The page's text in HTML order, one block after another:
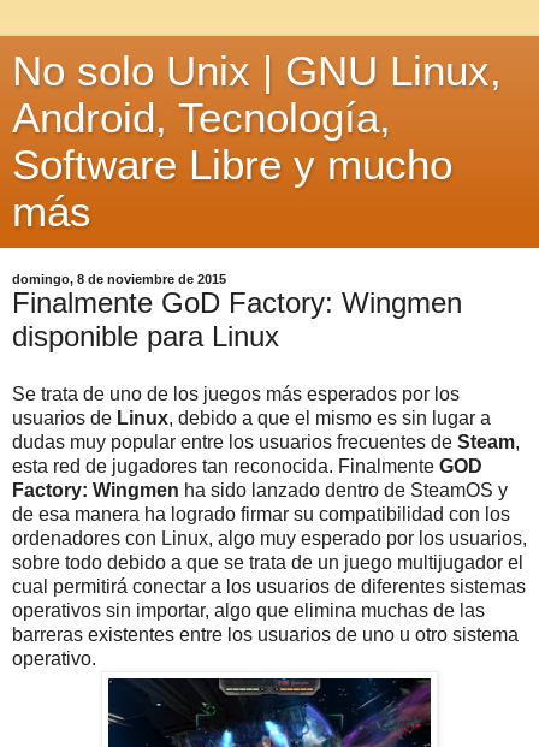
No solo Unix | GNU Linux,
Android, Tecnología,
Software Libre y mucho
más
domingo, 8 de noviembre de 2015
Finalmente GoD Factory: Wingmen
disponible para Linux
Se trata de uno de los juegos más esperados por los
usuarios de Linux, debido a que el mismo es sin lugar a
dudas muy popular entre los usuarios frecuentes de Steam,
esta red de jugadores tan reconocida. Finalmente GOD
Factory: Wingmen ha sido lanzado dentro de SteamOS y
de esa manera ha logrado firmar su compatibilidad con los
ordenadores con Linux, algo muy esperado por los usuarios,
sobre todo debido a que se trata de un juego multijugador el
cual permitirá conectar a los usuarios de diferentes sistemas
operativos sin importar, algo que elimina muchas de las
barreras existentes entre los usuarios de uno u otro sistema
operativo.